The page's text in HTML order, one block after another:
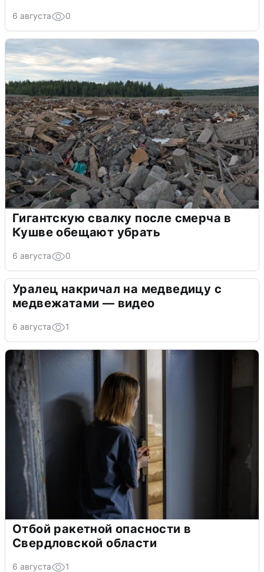
6 августа 0
Гигантскую свалку после смерча в
Кушве обещают убрать
6 августа 0
Уралец накричал на медведицу с
медвежатами — видео
6 августа 1
Отбой ракетной опасности в
Свердловской области
6 августа 1